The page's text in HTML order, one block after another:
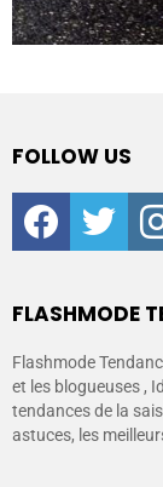
FOLLOW US
facebooktwitter
FLASHMODE
Flashmode
et les blogueuses ,
tendances de la
astuces, les